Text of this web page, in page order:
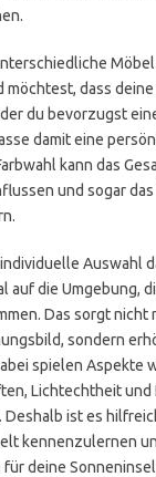
möchtest, dass
du bevorzugst
damit eine
kann das
und sogar
Auswahl
auf die Umgebung,
Das sorgt nicht
sondern
spielen Aspekte
Lichtechtheit und
ist es
kennenzulernen
für deine